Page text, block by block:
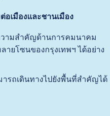
อเมืองและชานเมือง
วามสำคัญด้านการคมนาคม
ายโซนของกรุงเทพฯ ได้อย่าง
รถเดินทางไปยังพื้นที่สำคัญได้